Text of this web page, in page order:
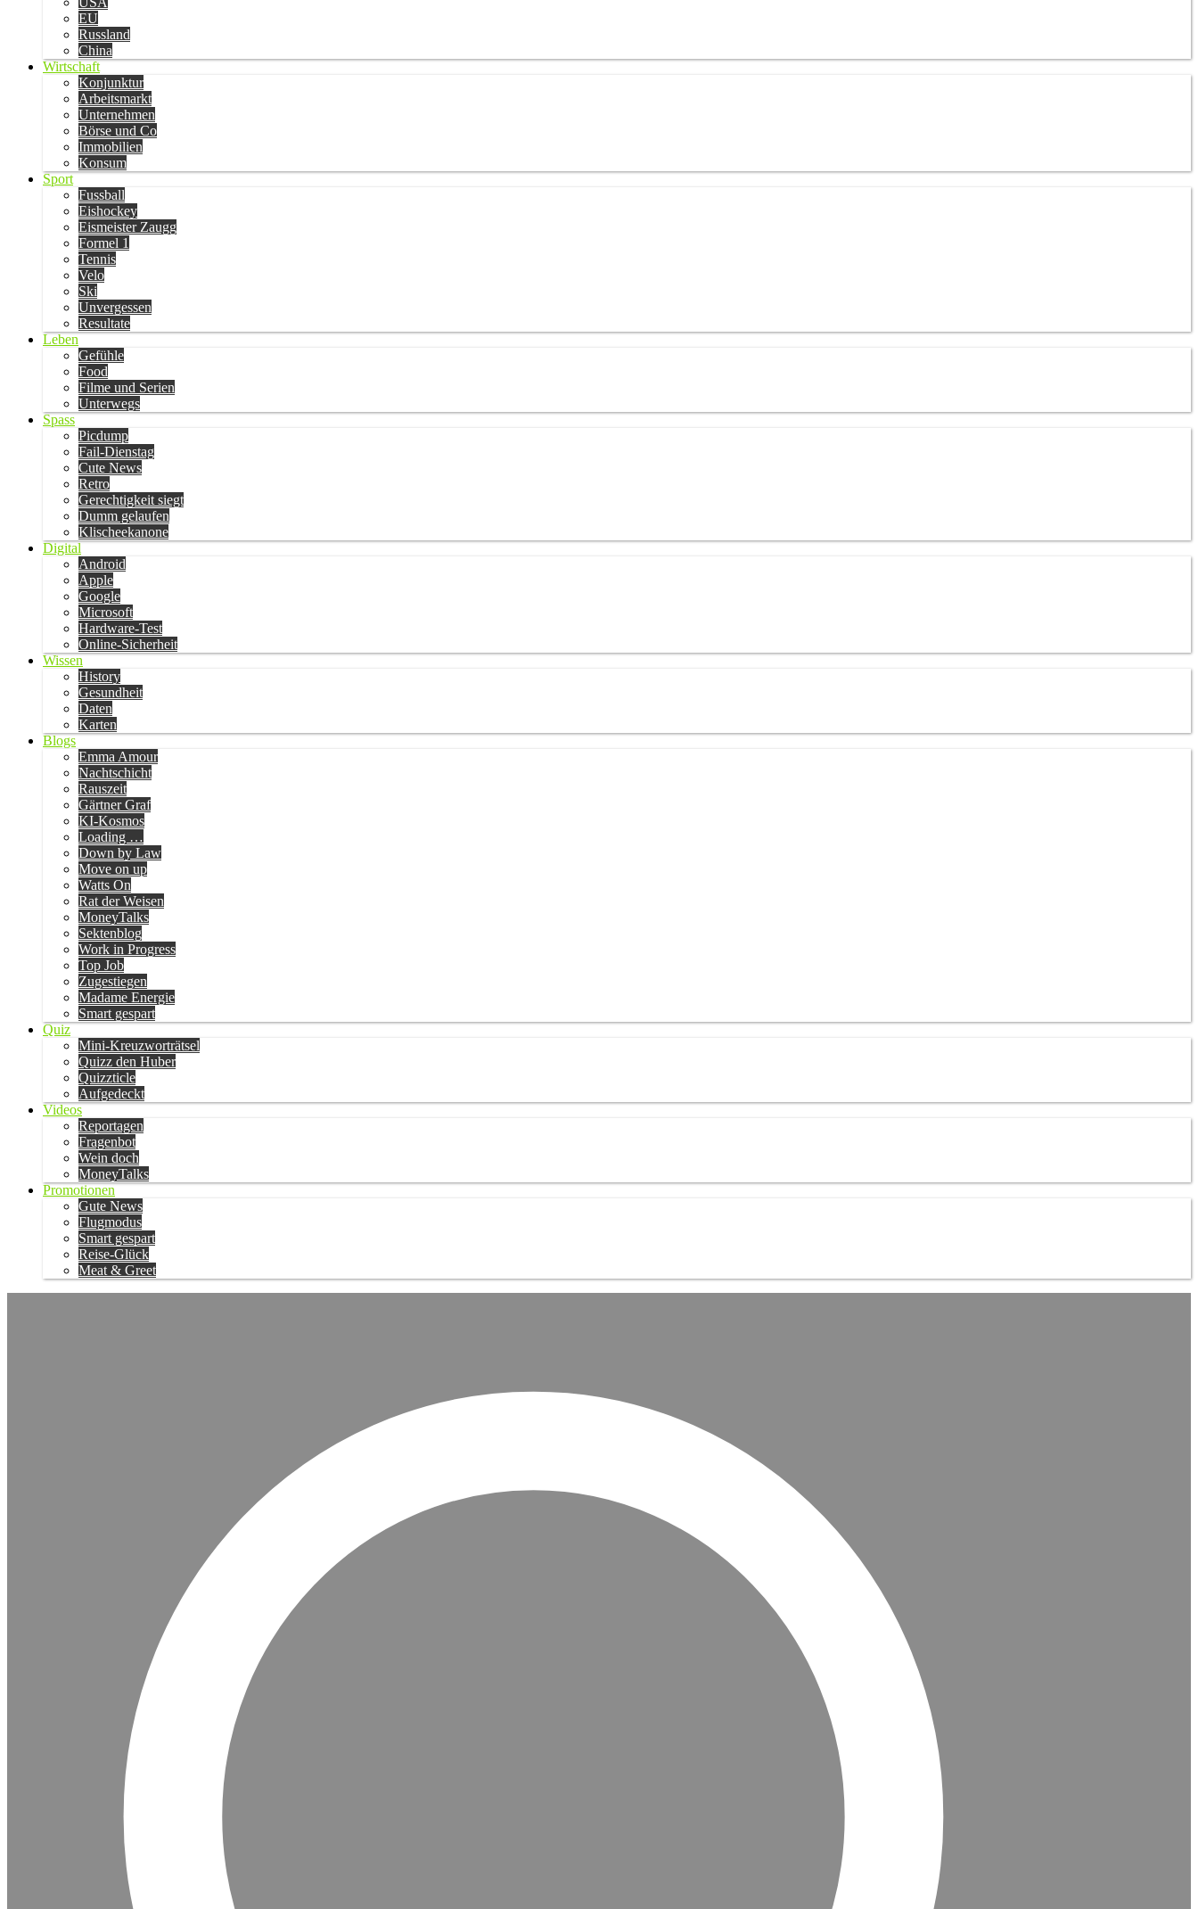
EU
Russland
China
Wirtschaft
Konjunktur
Arbeitsmarkt
Unternehmen
Börse und Co
Immobilien
Konsum
Sport
Fussball
Eishockey
Eismeister Zaugg
Formel 1
Tennis
Velo
Ski
Unvergessen
Resultate
Leben
Gefühle
Food
Filme und Serien
Unterwegs
Spass
Picdump
Fail-Dienstag
Cute News
Retro
Gerechtigkeit siegt
Dumm gelaufen
Klischeekanone
Digital
Android
Apple
Google
Microsoft
Hardware-Test
Online-Sicherheit
Wissen
History
Gesundheit
Daten
Karten
Blogs
Emma Amour
Nachtschicht
Rauszeit
Gärtner Graf
KI-Kosmos
Loading …
Down by Law
Move on up
Watts On
Rat der Weisen
MoneyTalks
Sektenblog
Work in Progress
Top Job
Zugestiegen
Madame Energie
Smart gespart
Quiz
Mini-Kreuzworträtsel
Quizz den Huber
Quizzticle
Aufgedeckt
Videos
Reportagen
Fragenbot
Wein doch
MoneyTalks
Promotionen
Gute News
Flugmodus
Smart gespart
Reise-Glück
Meat & Greet